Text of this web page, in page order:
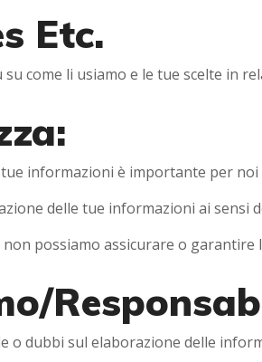
Etc.
su come li usiamo e le tue scelte in
tue informazioni è importante per
delle tue informazioni ai sensi
non possiamo assicurare o
o dubbi sul elaborazione delle